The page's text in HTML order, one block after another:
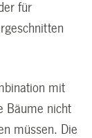
für
mit
Bäume nicht
müssen. Die